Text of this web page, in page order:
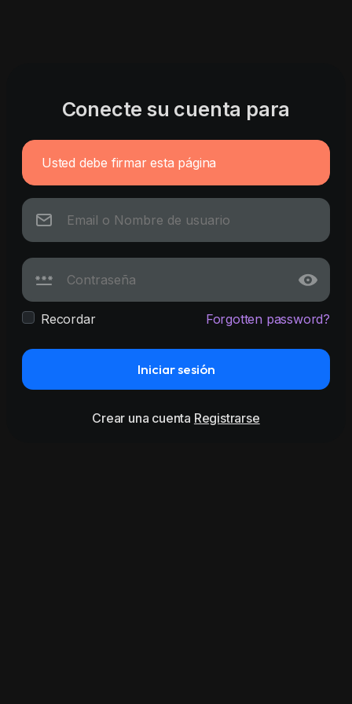
Conecte su cuenta para
Usted debe firmar esta página
Recordar Forgotten password?
Iniciar sesión
Crear una cuenta Registrarse